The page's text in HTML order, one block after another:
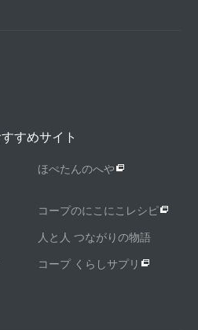
すめサイト
ほぺたんのへや
コープのにこにこレシピ
人と人 つながりの物語
コープ くらしサプリ